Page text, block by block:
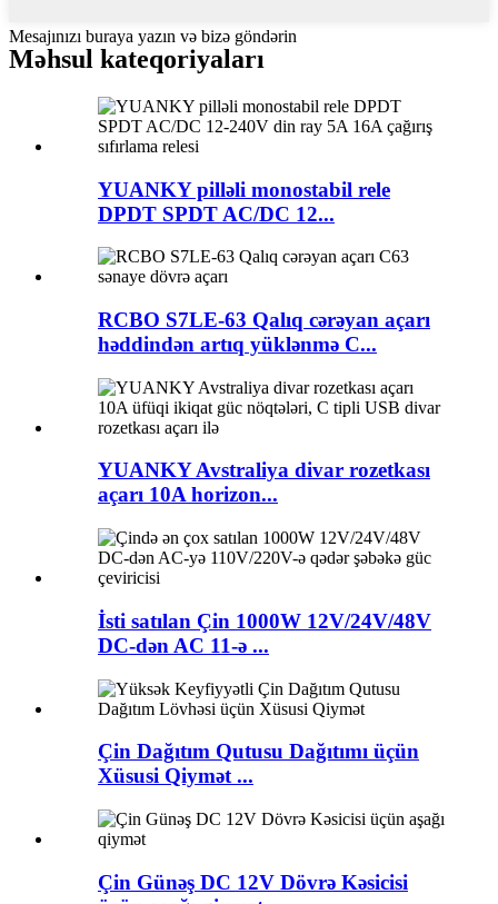
Mesajınızı buraya yazın və bizə göndərin
Məhsul kateqoriyaları
YUANKY pilləli monostabil rele
DPDT SPDT AC/DC 12...
RCBO S7LE-63 Qalıq cərəyan açarı
həddindən artıq yüklənmə C...
YUANKY Avstraliya divar rozetkası
açarı 10A horizon...
İsti satılan Çin 1000W 12V/24V/48V
DC-dən AC 11-ə ...
Çin Dağıtım Qutusu Dağıtımı üçün
Xüsusi Qiymət ...
Çin Günəş DC 12V Dövrə Kəsicisi